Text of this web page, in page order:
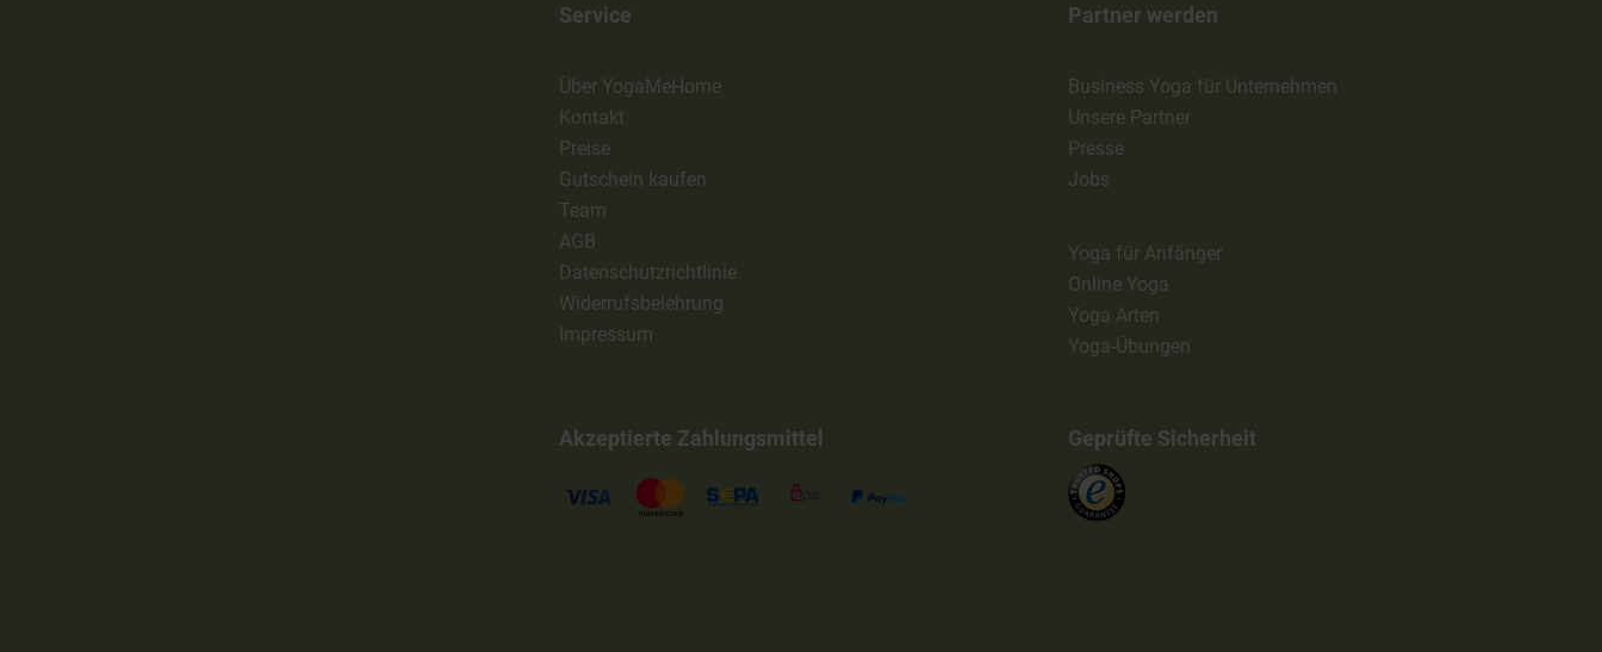
Service
Über YogaMeHome
Kontakt
Preise
Gutschein kaufen
Team
AGB
Datenschutzrichtlinie
Widerrufsbelehrung
Impressum
Partner werden
Business Yoga für Unternehmen
Unsere Partner
Presse
Jobs
Yoga für Anfänger
Online Yoga
Yoga Arten
Yoga-Übungen
Akzeptierte Zahlungsmittel Geprüfte Sicherheit